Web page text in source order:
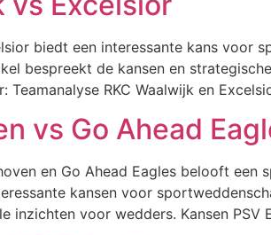
biedt een interessante kans voor
bespreekt de kansen en
Teamanalyse RKC Waalwijk en
vs Go Ahead
en Go Ahead Eagles belooft
kansen voor
inzichten voor wedders. Kansen PSV